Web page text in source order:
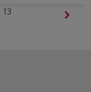
13